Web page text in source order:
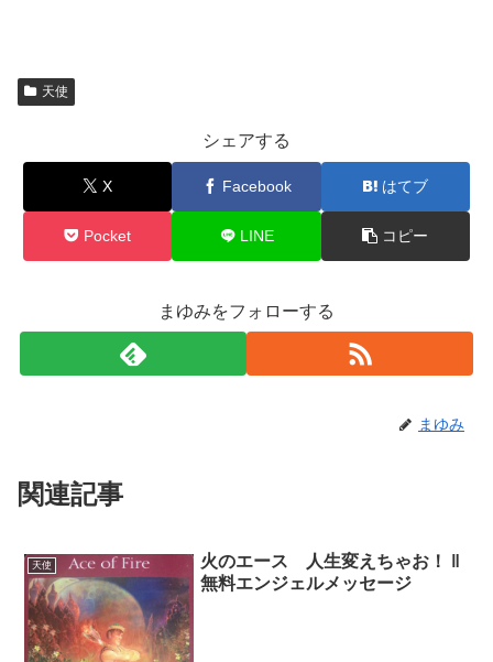
天使
シェアする
X Facebook はてブ
Pocket LINE コピー
まゆみをフォローする
まゆみ
関連記事
天使
火のエース 人生変えちゃお！ ‖
無料エンジェルメッセージ